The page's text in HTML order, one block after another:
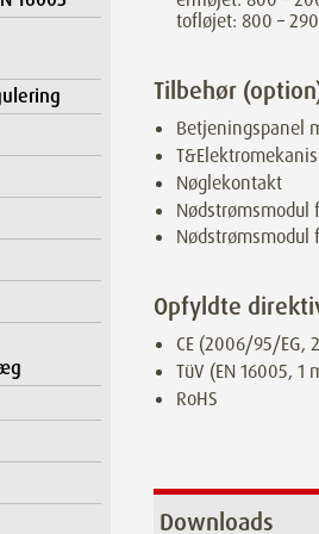
tofløjet: 800 –
Tilbehør
Betjeningspanel
Nøglekontakt
Opfyldte
CE (2006/95/EG,
TüV (EN 16005,
RoHS
Downloads